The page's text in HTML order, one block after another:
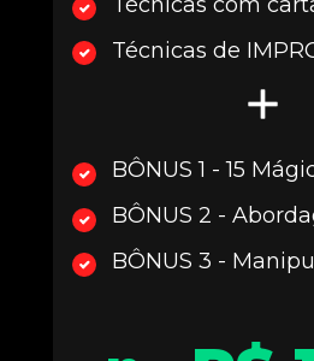
Técnicas de
BÔNUS 1 - 15
BÔNUS 2 -
BÔNUS 3 -